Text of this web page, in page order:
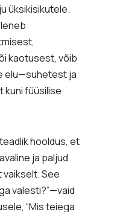
üksikisikutele.
kaotusest, võib
elu—suhetest ja
füüsilise
hooldus, et
ja paljud
vaikselt. See
valesti?”—vaid
“Mis teiega